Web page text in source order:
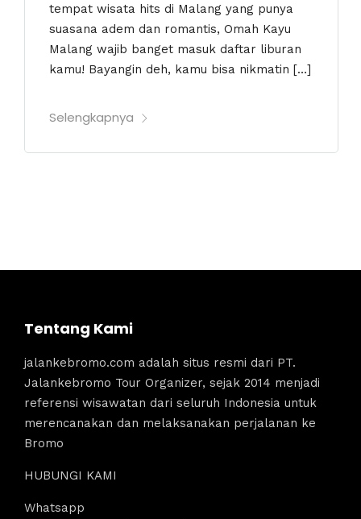
tempat wisata hits di Malang yang punya
suasana adem dan romantis, Omah Kayu
Malang wajib banget masuk daftar liburan
kamu! Bayangin deh, kamu bisa nikmatin […]
Selengkapnya
Tentang Kami
jalankebromo.com adalah situs resmi dari PT.
Jalankebromo Tour Organizer, sejak 2014 menjadi
referensi wisawatan dari seluruh Indonesia untuk
merencanakan dan melaksanakan perjalanan ke
Bromo
HUBUNGI KAMI
Whatsapp